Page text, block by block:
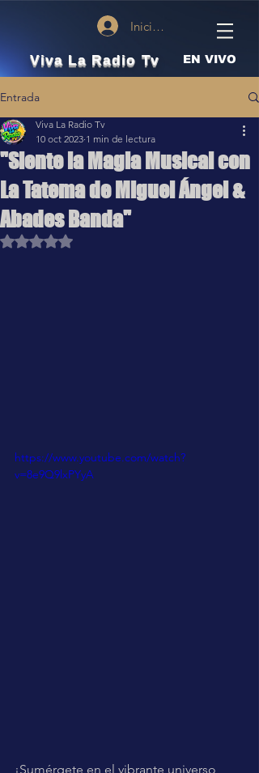
Iniciar sesión
Viva La Radio Tv EN VIVO
Entrada
"Siente la Magia Musical con
La Tatema de Miguel Ángel &
Abades Banda"
Viva La Radio Tv
10 oct 2023 1 min de lectura
Obtuvo NaN de 5 estrellas.
https://www.youtube.com/watch?
v=8e9Q9lxPYyA
¡Sumérgete en el vibrante universo